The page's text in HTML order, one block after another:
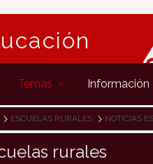
Temas Información
ESCUELAS RURALES NOTICIAS
rurales